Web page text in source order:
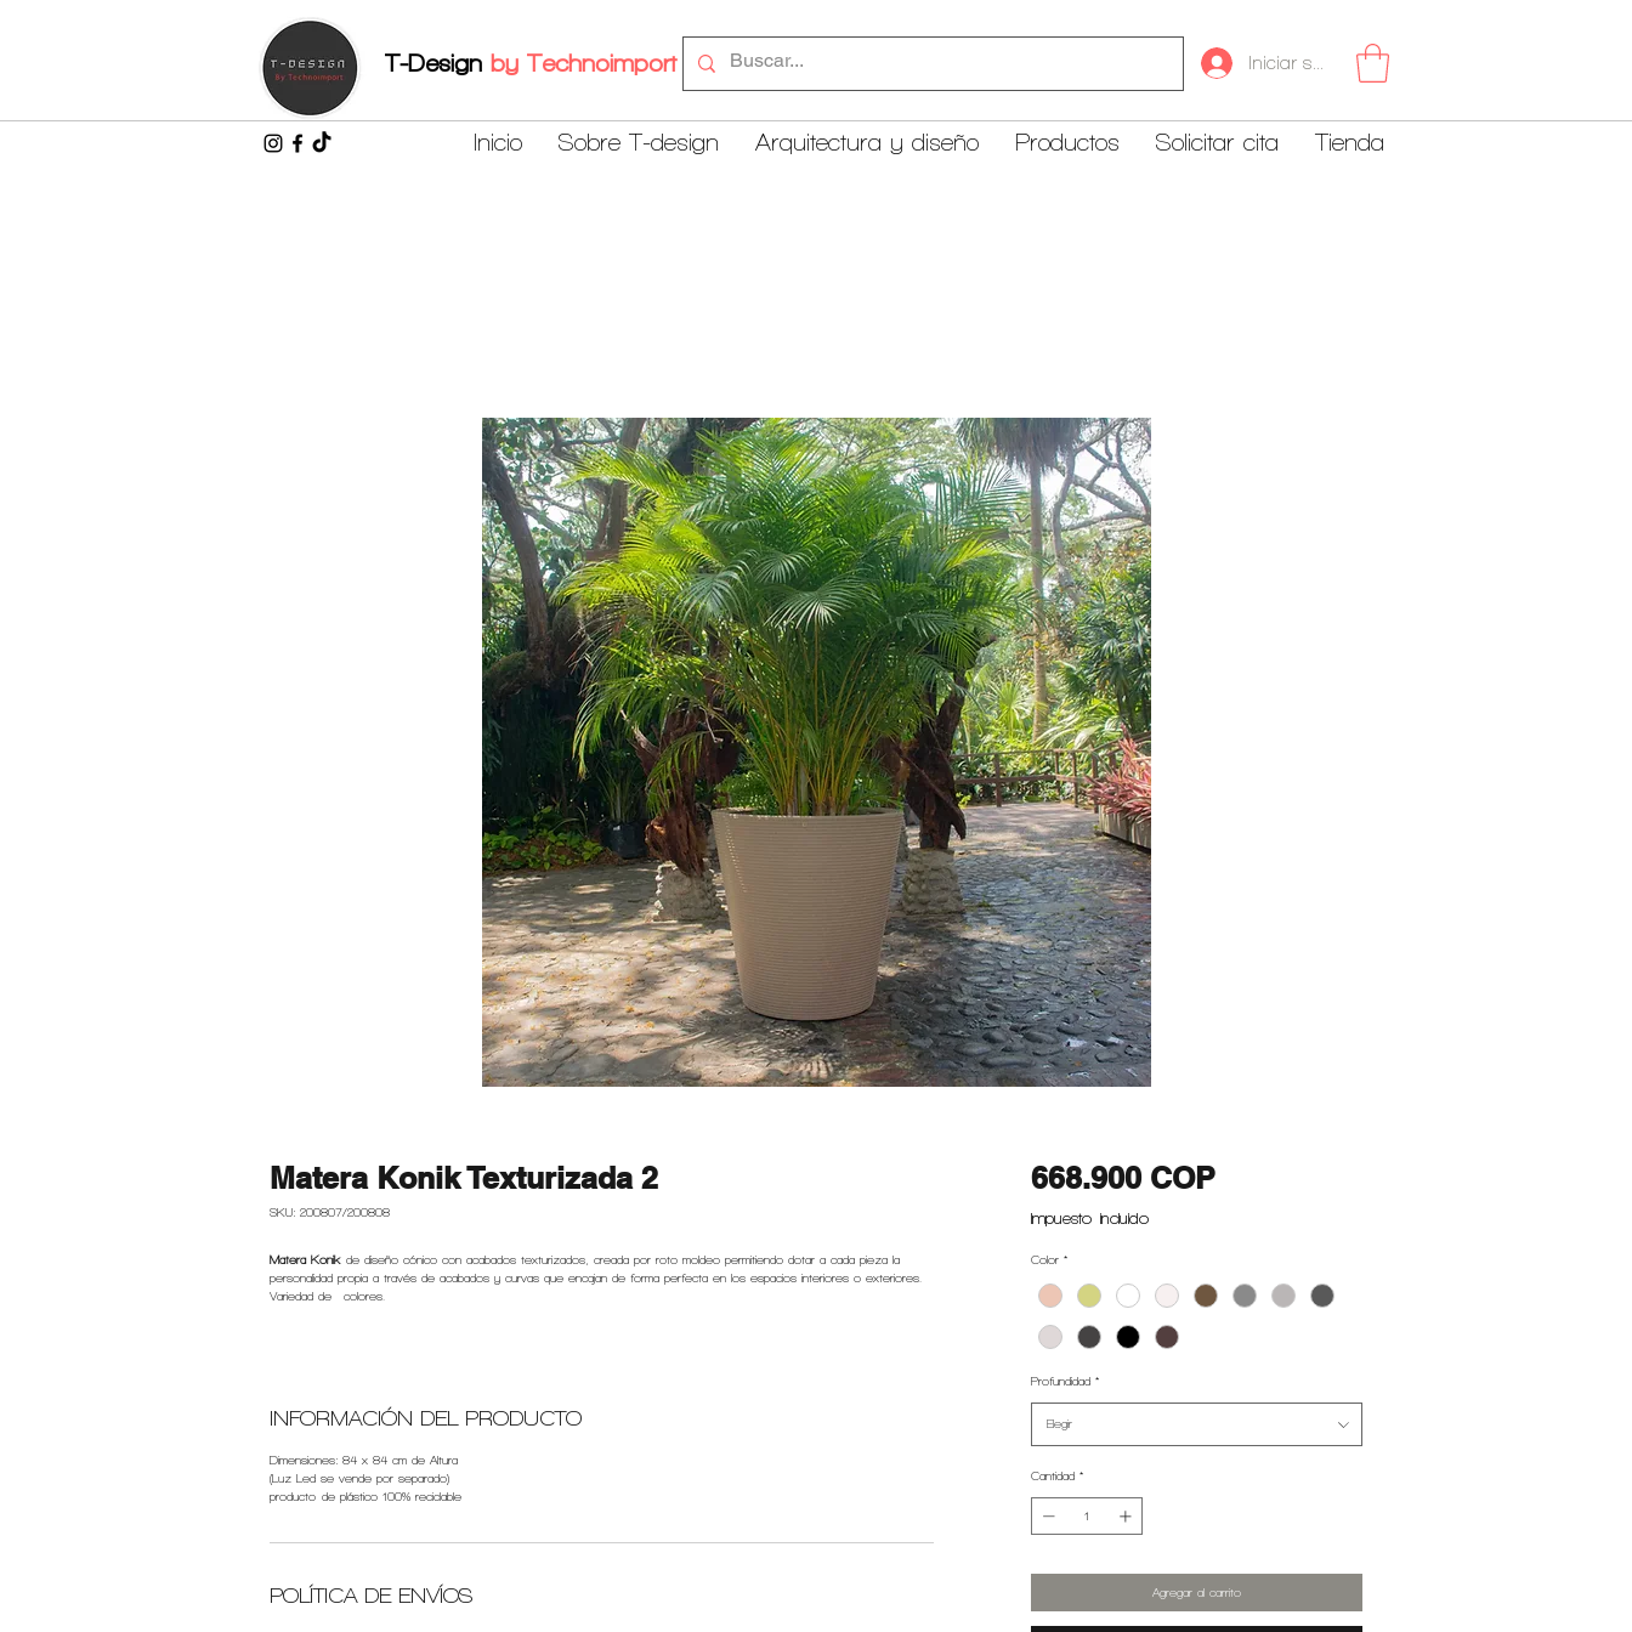
T-Design by Technoimport Iniciar sesión
Inicio Sobre T-design Arquitectura y diseño Productos Solicitar cita Tienda
Matera Konik Texturizada 2
SKU: 200807/200808
Matera Konikde diseño cónico con acabados texturizados, creada por roto moldeo permitiendo dotar a cada pieza la
personalidad propia a través de acabados y curvas que encajan de forma perfecta en los espacios interiores o exteriores.
Variedad de colores.
INFORMACIÓN DEL PRODUCTO
Dimensiones: 84 x 84 cm de Altura
(Luz Led se vende por separado)
producto de plástico 100% reciclable
POLÍTICA DE ENVÍOS
668.900 COPPrecio
Impuesto incluido
Color *
Profundidad *
Elegir
Cantidad *
Agregar al carrito